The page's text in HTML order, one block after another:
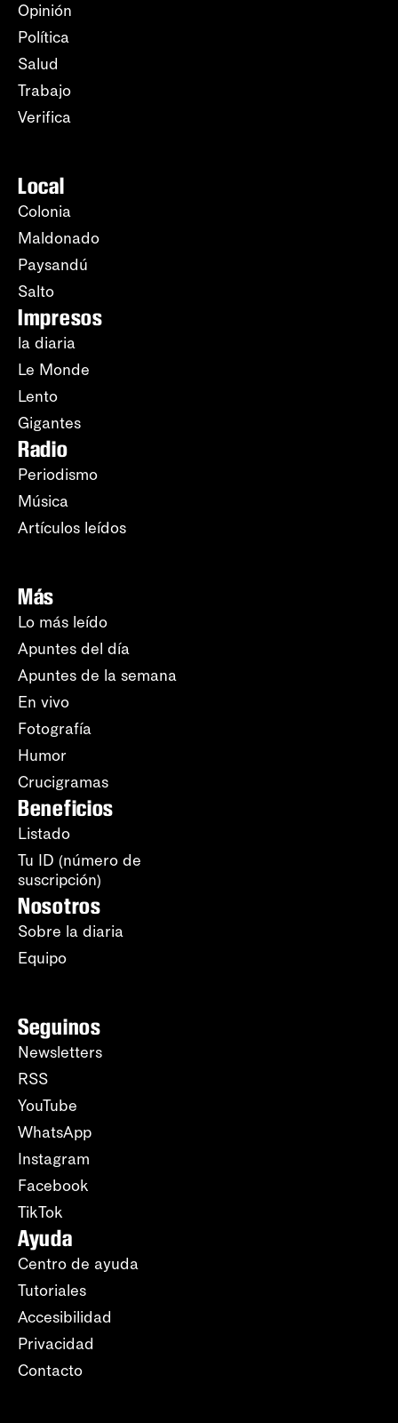
Opinión
Política
Salud
Trabajo
Verifica
Local
Colonia
Maldonado
Paysandú
Salto
Impresos
la diaria
Le Monde
Lento
Gigantes
Radio
Periodismo
Música
Artículos leídos
Más
Lo más leído
Apuntes del día
Apuntes de la semana
En vivo
Fotografía
Humor
Crucigramas
Beneficios
Listado
Tu ID (número de
suscripción)
Nosotros
Sobre la diaria
Equipo
Seguinos
Newsletters
RSS
YouTube
WhatsApp
Instagram
Facebook
TikTok
Ayuda
Centro de ayuda
Tutoriales
Accesibilidad
Privacidad
Contacto